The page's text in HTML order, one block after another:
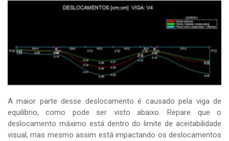
A maior parte desse deslocamento é causado pela viga de
equilíbrio, como pode ser visto abaixo. Repare que o
deslocamento máximo está dentro do limite de aceitabilidade
visual, mas mesmo assim está impactando os deslocamentos